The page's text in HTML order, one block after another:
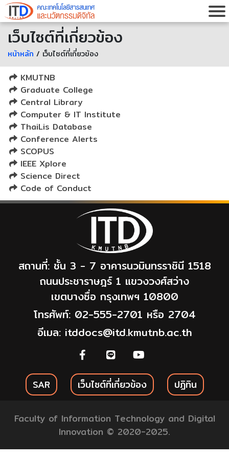
เว็บไซต์ที่เกี่ยวข้อง
หน้าหลัก / เว็บไซต์ที่เกี่ยวข้อง
KMUTNB
Graduate College
Central Library
Computer & IT Institute
ThaiLis Database
Conference Alerts
SCOPUS
IEEE Xplore
Science Direct
Code of Conduct
สถานที่: ชั้น 3 - 7 อาคารนวมินทรราชินี 1518
ถนนประชาราษฎร์ 1 แขวงวงศ์สว่าง
เขตบางซื่อ กรุงเทพฯ 10800
โทรศัพท์: 02-555-2701 หรือ 2704
อีเมล: itddocs@itd.kmutnb.ac.th
SAR เว็บไซต์ที่เกี่ยวข้อง ปฏิทิน
Faculty of Information Technology and Digital
Innovation © 2020-2025.